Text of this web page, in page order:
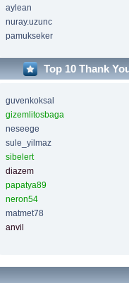
aylean
nuray.uzunc
pamukseker
Top 10 Thank
guvenkoksal
gizemlitosbaga
neseege
sule_yilmaz
sibelert
diazem
papatya89
neron54
matmet78
anvil